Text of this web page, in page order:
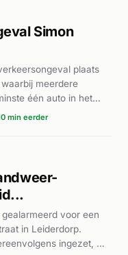
Simon
plaats
meerdere
één auto in het
en ambulances rukten
Meerdere
gewonden. Ook
werd een
met hetzelfde
ongeval
min eerder
voor een
in Leiderdorp.
ingezet, en